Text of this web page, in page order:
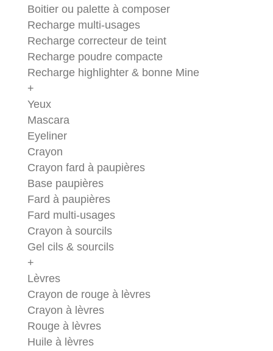
Boitier ou palette à composer
Recharge multi-usages
Recharge correcteur de teint
Recharge poudre compacte
Recharge highlighter & bonne Mine
+
Yeux
Mascara
Eyeliner
Crayon
Crayon fard à paupières
Base paupières
Fard à paupières
Fard multi-usages
Crayon à sourcils
Gel cils & sourcils
+
Lèvres
Crayon de rouge à lèvres
Crayon à lèvres
Rouge à lèvres
Huile à lèvres